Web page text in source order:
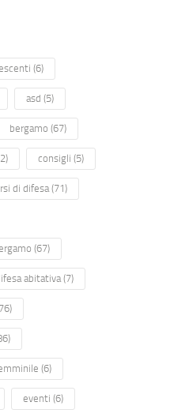
(6)
asd (5)
bergamo (67)
consigli (5)
di difesa(71)
(67)
abitativa(7)
(6)
eventi (6)